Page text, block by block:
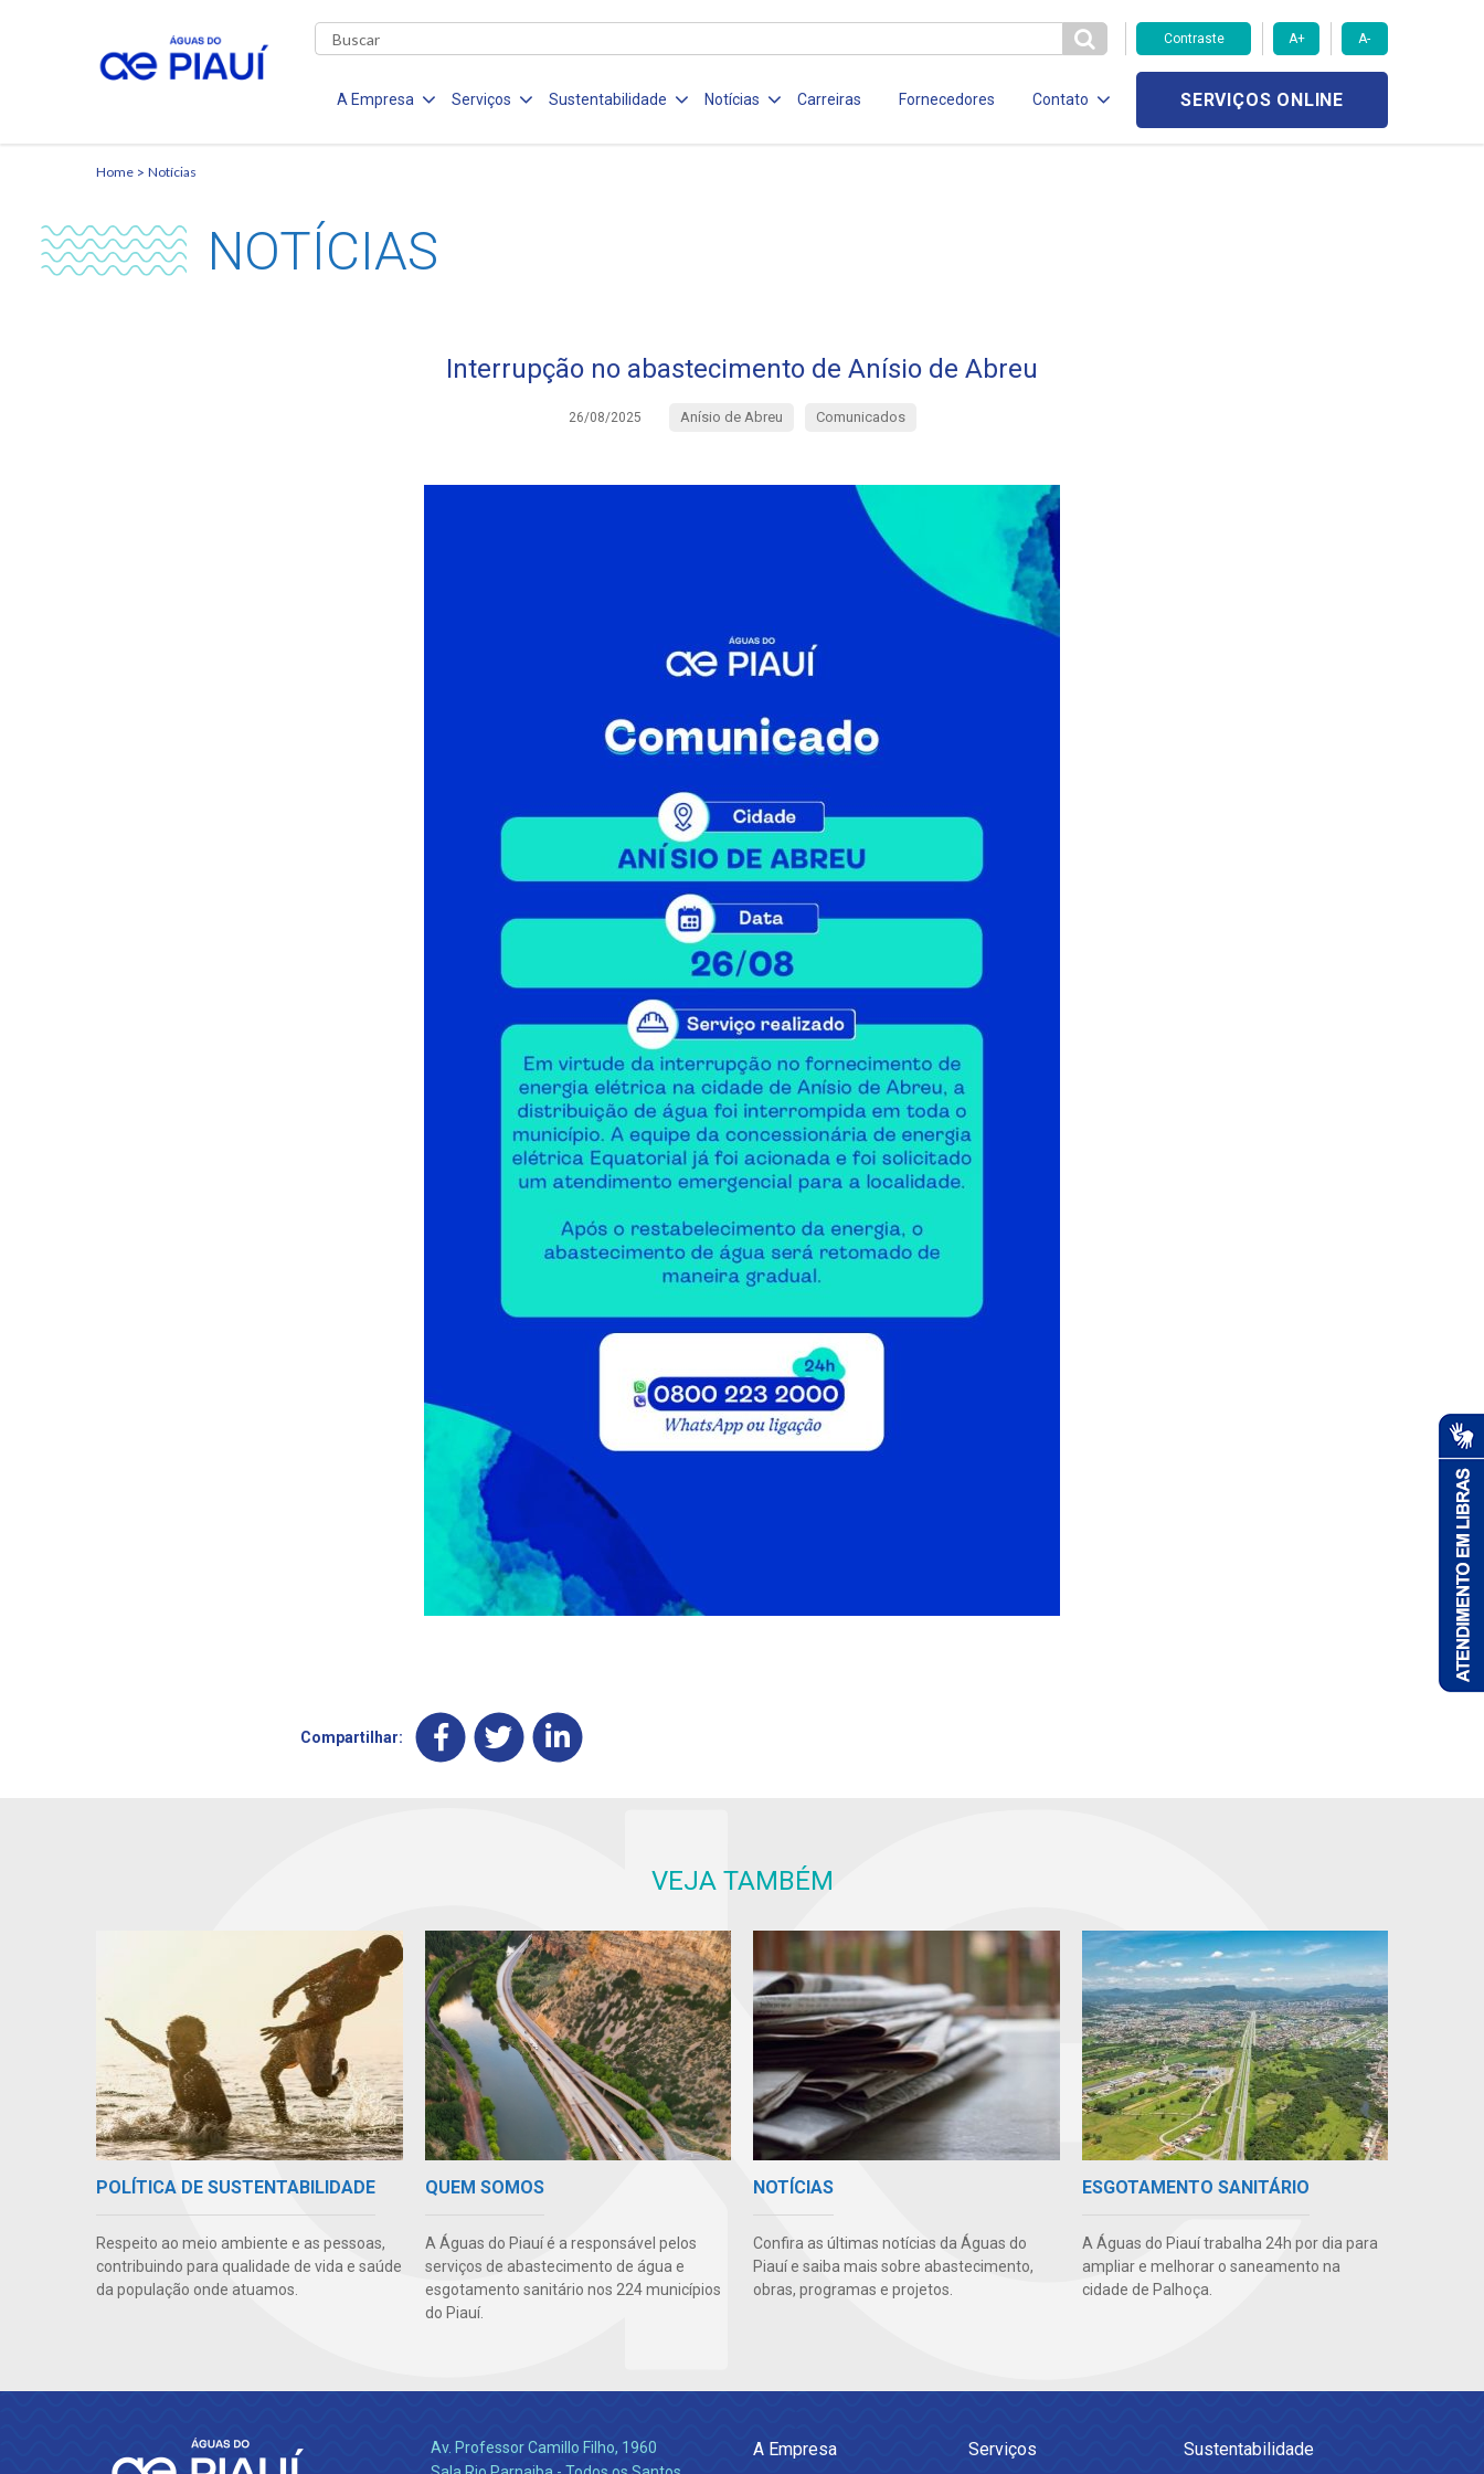
Contraste A+ A-
A Empresa Serviços Sustentabilidade Notícias Carreiras Fornecedores Contato SERVIÇOS ONLINE
Home Notícias
NOTÍCIAS
Interrupção no abastecimento de Anísio de Abreu
26/08/2025 Anísio de Abreu Comunicados
Compartilhar:
VEJA TAMBÉM
POLÍTICA DE SUSTENTABILIDADE
Respeito ao meio ambiente e as pessoas,
contribuindo para qualidade de vida e saúde
da população onde atuamos.
QUEM SOMOS
A Águas do Piauí é a responsável pelos
serviços de abastecimento de água e
esgotamento sanitário nos 224 municípios
do Piauí.
NOTÍCIAS
Confira as últimas notícias da Águas do
Piauí e saiba mais sobre abastecimento,
obras, programas e projetos.
ESGOTAMENTO SANITÁRIO
A Águas do Piauí trabalha 24h por dia para
ampliar e melhorar o saneamento na
cidade de Palhoça.
Av. Professor Camillo Filho, 1960
A Empresa Serviços Sustentabilidade